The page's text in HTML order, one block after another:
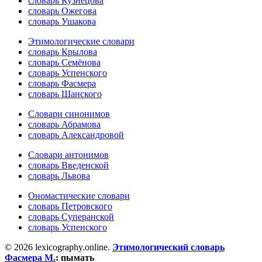
словарь Ожегова
словарь Ушакова
Этимологические словари
словарь Крылова
словарь Семёнова
словарь Успенского
словарь Фасмера
словарь Шанского
Словари синонимов
словарь Абрамова
словарь Александровой
Словари антонимов
словарь Введенской
словарь Львова
Ономастические словари
словарь Петровского
словарь Суперанской
словарь Успенского
© 2026 lexicography.online. Этимологический словарь
Фасмера М.: пымать